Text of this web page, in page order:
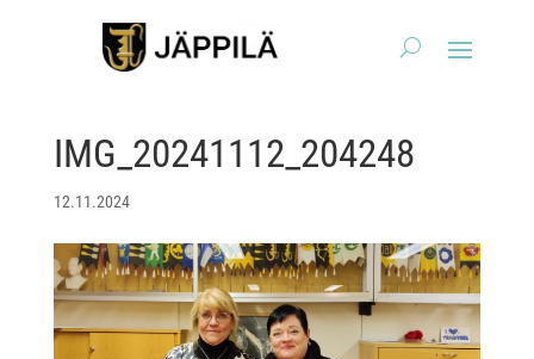
IMG_20241112_204248
12.11.2024